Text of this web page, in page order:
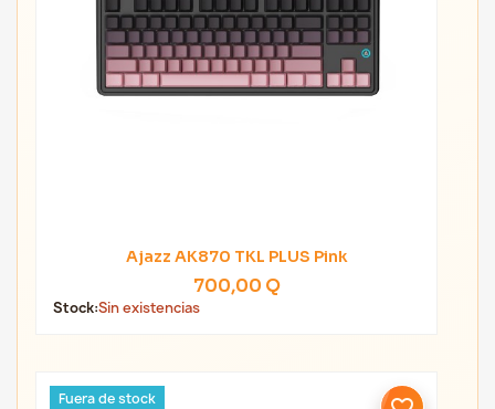
Ajazz AK870 TKL PLUS Pink
700,00 Q
Stock:Sin existencias
Fuera de stock